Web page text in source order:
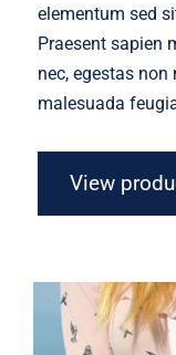
elementum sed
Praesent sapien
nec, egestas
malesuada
View